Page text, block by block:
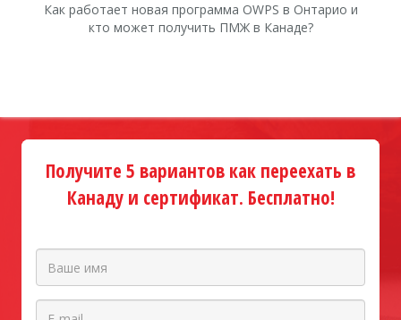
Как работает новая программа OWPS в Онтарио и
кто может получить ПМЖ в Канаде?
Получите 5 вариантов как переехать в
Канаду и сертификат. Бесплатно!